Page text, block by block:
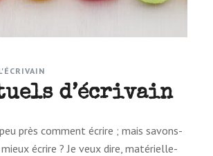
d’écrivain
près com­ment écrire ; mais savons-
écrire ? Je veux dire, maté­riel­le­